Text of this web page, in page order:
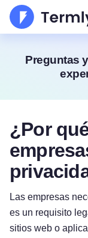
Preguntas
¿Por
Las empresas
es un requisito
sitios web o